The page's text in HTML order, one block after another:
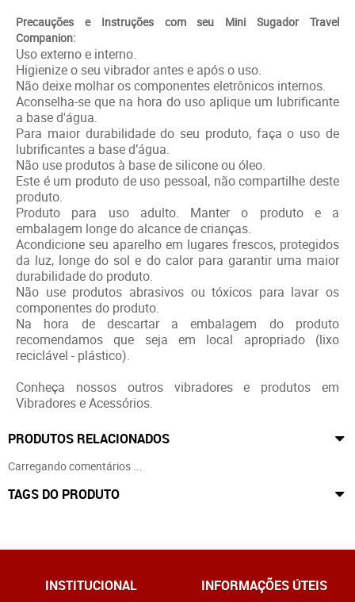
Precauções e Instruções com seu Mini Sugador Travel
Companion:
Uso externo e interno.
Higienize o seu vibrador antes e após o uso.
Não deixe molhar os componentes eletrônicos internos.
Aconselha-se que na hora do uso aplique um lubrificante
a base d'água.
Para maior durabilidade do seu produto, faça o uso de
lubrificantes a base d’água.
Não use produtos à base de silicone ou óleo.
Este é um produto de uso pessoal, não compartilhe deste
produto.
Produto para uso adulto. Manter o produto e a
embalagem longe do alcance de crianças.
Acondicione seu aparelho em lugares frescos, protegidos
da luz, longe do sol e do calor para garantir uma maior
durabilidade do produto.
Não use produtos abrasivos ou tóxicos para lavar os
componentes do produto.
Na hora de descartar a embalagem do produto
recomendamos que seja em local apropriado (lixo
reciclável - plástico).
Conheça nossos outros vibradores e produtos em
Vibradores e Acessórios.
PRODUTOS RELACIONADOS
Carregando comentários ...
TAGS DO PRODUTO
INSTITUCIONAL INFORMAÇÕES ÚTEIS